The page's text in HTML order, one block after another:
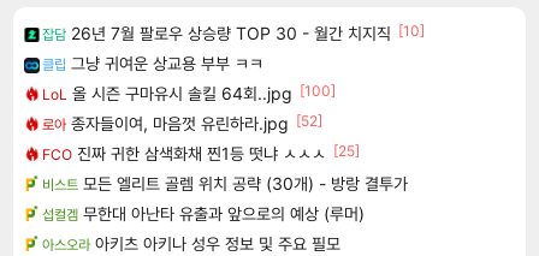
잡담 26년 7월 팔로우 상승량 TOP 30 - 월간 치지직 [10]
클립 그냥 귀여운 상교용 부부 ㅋㅋ
LoL 올 시즌 구마유시 솔킬 64회..jpg [100]
로아 종자들이여, 마음껏 유린하라.jpg [52]
FCO 진짜 귀한 삼색화채 찐1등 떳냐 ㅅㅅㅅ [25]
비스트 모든 엘리트 골렘 위치 공략 (30개) - 방랑 결투가
섭컬겜 무한대 아난타 유출과 앞으로의 예상 (루머)
아스오라 아키츠 아키나 성우 정보 및 주요 필모